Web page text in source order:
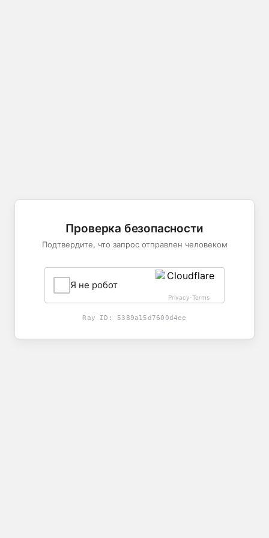
Проверка безопасности
Подтвердите, что запрос отправлен человеком
Я не робот
Privacy-Terms
Ray ID: 5389a15d7600d4ee